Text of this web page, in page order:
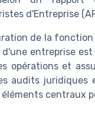
d'Entreprise
de la
entreprise
opérations et
audits juridiques
centraux